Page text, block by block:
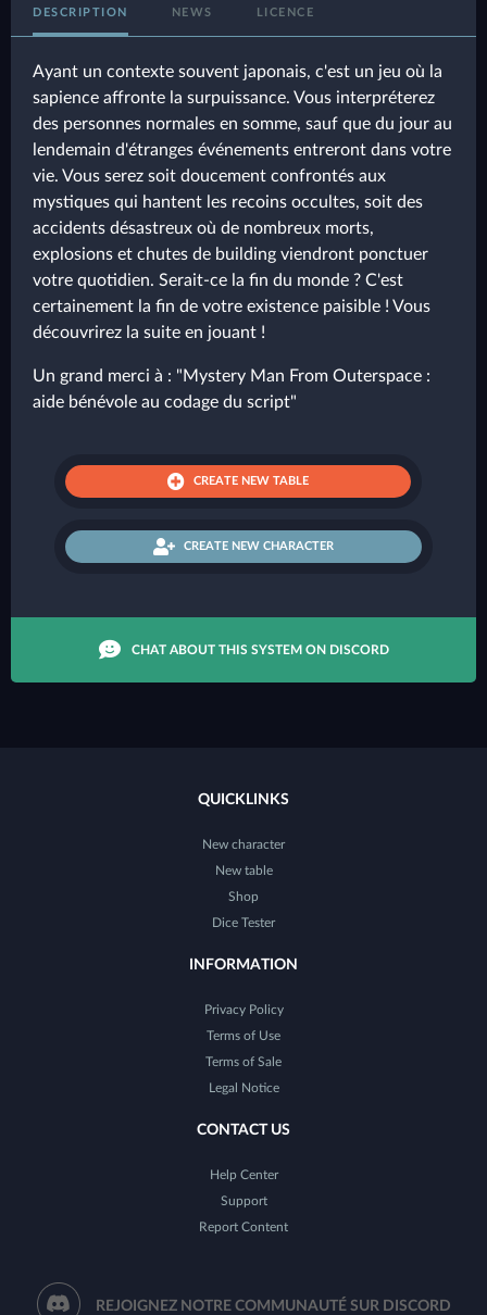
DESCRIPTION NEWS LICENCE
Ayant un contexte souvent japonais, c'est un jeu où la
sapience affronte la surpuissance. Vous interpréterez
des personnes normales en somme, sauf que du jour au
lendemain d'étranges événements entreront dans votre
vie. Vous serez soit doucement confrontés aux
mystiques qui hantent les recoins occultes, soit des
accidents désastreux où de nombreux morts,
explosions et chutes de building viendront ponctuer
votre quotidien. Serait-ce la fin du monde ? C'est
certainement la fin de votre existence paisible ! Vous
découvrirez la suite en jouant !
Un grand merci à : "Mystery Man From Outerspace :
aide bénévole au codage du script"
CREATE NEW TABLE
CREATE NEW CHARACTER
CHAT ABOUT THIS SYSTEM ON DISCORD
QUICKLINKS
New character
New table
Shop
Dice Tester
INFORMATION
Privacy Policy
Terms of Use
Terms of Sale
Legal Notice
CONTACT US
Help Center
Support
Report Content
REJOIGNEZ NOTRE COMMUNAUTÉ SUR DISCORD